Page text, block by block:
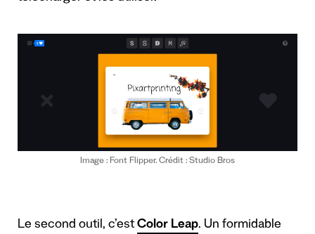
Image : Font Flipper. Crédit : Studio Bros
Le second outil, c’estColor Leap. Un formidable